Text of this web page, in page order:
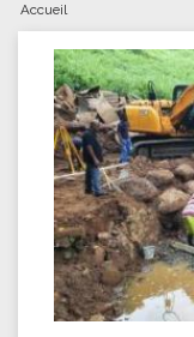
Vous êtes
Accueil